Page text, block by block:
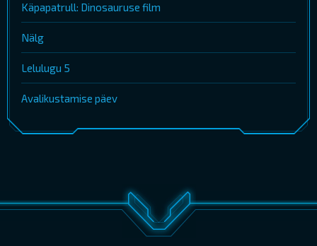
Käpapatrull: Dinosauruse film
Nälg
Lelulugu 5
Avalikustamise päev